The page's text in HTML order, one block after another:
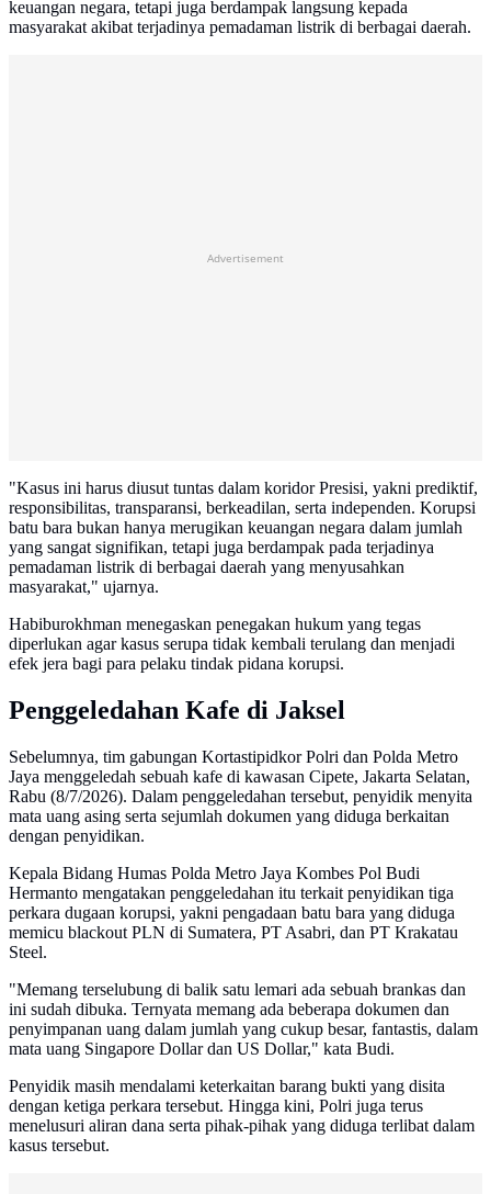
keuangan negara, tetapi juga berdampak langsung kepada
masyarakat akibat terjadinya pemadaman listrik di berbagai daerah.
Advertisement
"Kasus ini harus diusut tuntas dalam koridor Presisi, yakni prediktif,
responsibilitas, transparansi, berkeadilan, serta independen. Korupsi
batu bara bukan hanya merugikan keuangan negara dalam jumlah
yang sangat signifikan, tetapi juga berdampak pada terjadinya
pemadaman listrik di berbagai daerah yang menyusahkan
masyarakat," ujarnya.
Habiburokhman menegaskan penegakan hukum yang tegas
diperlukan agar kasus serupa tidak kembali terulang dan menjadi
efek jera bagi para pelaku tindak pidana korupsi.
Penggeledahan Kafe di Jaksel
Sebelumnya, tim gabungan Kortastipidkor Polri dan Polda Metro
Jaya menggeledah sebuah kafe di kawasan Cipete, Jakarta Selatan,
Rabu (8/7/2026). Dalam penggeledahan tersebut, penyidik menyita
mata uang asing serta sejumlah dokumen yang diduga berkaitan
dengan penyidikan.
Kepala Bidang Humas Polda Metro Jaya Kombes Pol Budi
Hermanto mengatakan penggeledahan itu terkait penyidikan tiga
perkara dugaan korupsi, yakni pengadaan batu bara yang diduga
memicu blackout PLN di Sumatera, PT Asabri, dan PT Krakatau
Steel.
"Memang terselubung di balik satu lemari ada sebuah brankas dan
ini sudah dibuka. Ternyata memang ada beberapa dokumen dan
penyimpanan uang dalam jumlah yang cukup besar, fantastis, dalam
mata uang Singapore Dollar dan US Dollar," kata Budi.
Penyidik masih mendalami keterkaitan barang bukti yang disita
dengan ketiga perkara tersebut. Hingga kini, Polri juga terus
menelusuri aliran dana serta pihak-pihak yang diduga terlibat dalam
kasus tersebut.